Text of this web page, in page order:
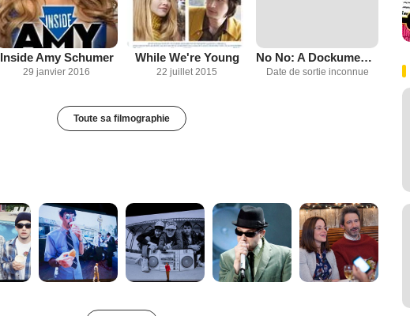
Inside Amy Schumer
29 janvier 2016
While We're Young
22 juillet 2015
No No: A Dockumentary
Date de sortie inconnue
Toute sa filmographie